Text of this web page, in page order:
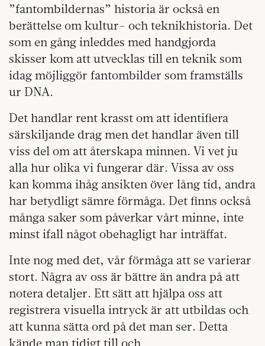
”fantombildernas” historia är också en
berättelse om kultur- och teknikhistoria. Det
som en gång inleddes med handgjorda
skisser kom att utvecklas till en teknik som
idag möjliggör fantombilder som framställs
ur DNA.
Det handlar rent krasst om att identifiera
särskiljande drag men det handlar även till
viss del om att återskapa minnen. Vi vet ju
alla hur olika vi fungerar där. Vissa av oss
kan komma ihåg ansikten över lång tid, andra
har betydligt sämre förmåga. Det finns också
många saker som påverkar vårt minne, inte
minst ifall något obehagligt har inträffat.
Inte nog med det, vår förmåga att se varierar
stort. Några av oss är bättre än andra på att
notera detaljer. Ett sätt att hjälpa oss att
registrera visuella intryck är att utbildas och
att kunna sätta ord på det man ser. Detta
kände man tidigt till och